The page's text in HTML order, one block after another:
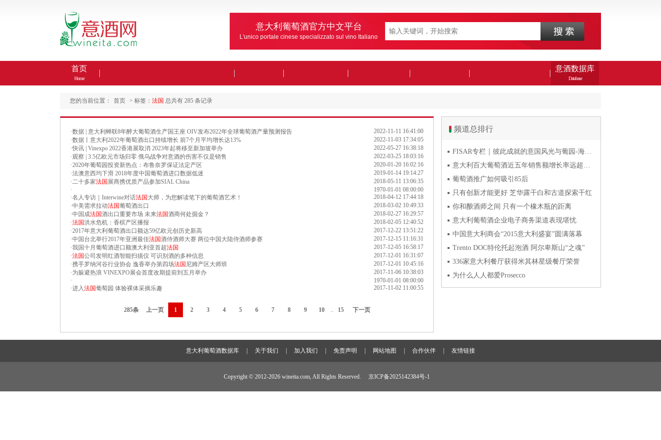
意大利葡萄酒官方中文平台
L'unico portale cinese specializzato sul vino Italiano
首页
Home
意酒数据库
Database
您的当前位置： 首页 > 标签： 法国 总共有 285 条记录
2022-11-11 16:41:00
·数据 | 意大利蝉联8年醉大葡萄酒生产国王座 OIV发布2022年全球葡萄酒产量预测报告
2022-11-03 17:34:05
·数据丨意大利2022年葡萄酒出口持续增长 前7个月平均增长达13%
2022-05-27 16:38:18
·快讯 | Vinexpo 2022香港展取消 2023年起将移至新加坡举办
2022-03-25 18:03:16
·观察 | 3.5亿欧元市场归零 俄乌战争对意酒的伤害不仅是销售
2020-01-20 16:02:16
·2020年葡萄园投资新热点：布鲁奈罗保证法定产区
2019-01-14 19:14:27
·法澳意西均下滑 2018年度中国葡萄酒进口数据低迷
2018-05-11 13:06:35
·二十多家法国 展商携优质产品参加SIAL China
1970-01-01 08:00:00
·
2018-04-12 17:44:18
·名人专访｜Interwine对话法国 大师，为您解读笔下的葡萄酒艺术！
2018-03-02 10:49:33
·中美需求拉动法国葡萄酒出口
2018-02-27 16:29:57
·中国成法国酒出口重要市场 未来法国酒商何处掘金？
2018-02-05 12:40:52
·法国洪水危机：香槟产区播报
2017-12-22 13:51:22
·2017年意大利葡萄酒出口额达59亿欧元创历史新高
2017-12-15 11:16:31
·中国台北举行2017年亚洲最佳法国酒侍酒师大赛 两位中国大陆侍酒师参赛
2017-12-05 16:58:17
·我国十月葡萄酒进口额澳大利亚首超法国
2017-12-01 16:31:07
·法国公司发明红酒智能扫描仪 可识别酒的多种信息
2017-12-01 10:45:16
·携手罗纳河谷行业协会 逸香举办第四场法国 尼姆产区大师班
2017-11-06 10:38:03
·为躲避热浪 VINEXPO展会首度改期提前到五月举办
1970-01-01 08:00:00
·
2017-11-02 11:00:55
·进入法国葡萄园 体验裸体采摘乐趣
285条 上一页 1 2 3 4 5 6 7 8 9 10 .. 15 下一页
频道总排行
FISAR专栏｜彼此成就的意国风光与葡园-海风与火山淬炼的潘
意大利百大葡萄酒近五年销售额增长率远超波尔多五百大葡萄酒
葡萄酒推广如何吸引85后
只有创新才能更好 芝华露干白和古道探索干红
你和酿酒师之间 只有一个橡木瓶的距离
意大利葡萄酒企业电子商务渠道表现堪忧
中国意大利商会“2015意大利盛宴”圆满落幕
Trento DOC特伦托起泡酒 阿尔卑斯山“之魂”
336家意大利餐厅获得米其林星级餐厅荣誉
为什么人人都爱Prosecco
意大利葡萄酒数据库 关于我们 加入我们 免责声明 网站地图 合作伙伴 友情链接
Copyright © 2012-2026 wineita.com, All Rights Reserved. 京ICP备2025142384号-1